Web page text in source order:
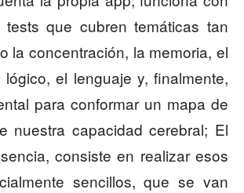
que cubren temáticas tan
la concentración, la memoria, el
lógico, el lenguaje y, finalmente,
para conformar un mapa de
nuestra capacidad cerebral; El
consiste en realizar esos
sencillos, que se van